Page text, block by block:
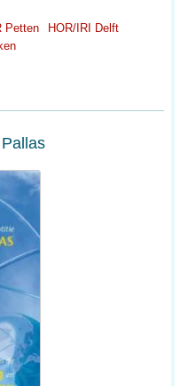
Petten
HOR/IRI Delft